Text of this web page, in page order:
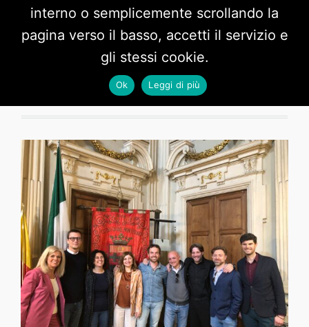
Daily Archives:5 Aprile 2024
interno o semplicemente scrollando la
pagina verso il basso, accetti il servizio e
gli stessi cookie.
Ok Leggi di più